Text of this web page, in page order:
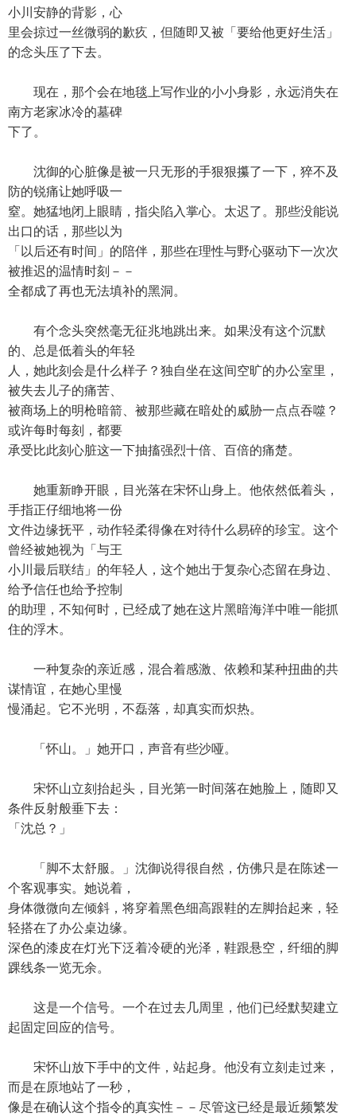
小川安静的背影，心
里会掠过一丝微弱的歉疚，但随即又被「要给他更好生活」
的念头压了下去。
现在，那个会在地毯上写作业的小小身影，永远消失在
南方老家冰冷的墓碑
下了。
沈御的心脏像是被一只无形的手狠狠攥了一下，猝不及
防的锐痛让她呼吸一
窒。她猛地闭上眼睛，指尖陷入掌心。太迟了。那些没能说
出口的话，那些以为
「以后还有时间」的陪伴，那些在理性与野心驱动下一次次
被推迟的温情时刻－－
全都成了再也无法填补的黑洞。
有个念头突然毫无征兆地跳出来。如果没有这个沉默
的、总是低着头的年轻
人，她此刻会是什么样子？独自坐在这间空旷的办公室里，
被失去儿子的痛苦、
被商场上的明枪暗箭、被那些藏在暗处的威胁一点点吞噬？
或许每时每刻，都要
承受比此刻心脏这一下抽搐强烈十倍、百倍的痛楚。
她重新睁开眼，目光落在宋怀山身上。他依然低着头，
手指正仔细地将一份
文件边缘抚平，动作轻柔得像在对待什么易碎的珍宝。这个
曾经被她视为「与王
小川最后联结」的年轻人，这个她出于复杂心态留在身边、
给予信任也给予控制
的助理，不知何时，已经成了她在这片黑暗海洋中唯一能抓
住的浮木。
一种复杂的亲近感，混合着感激、依赖和某种扭曲的共
谋情谊，在她心里慢
慢涌起。它不光明，不磊落，却真实而炽热。
「怀山。」她开口，声音有些沙哑。
宋怀山立刻抬起头，目光第一时间落在她脸上，随即又
条件反射般垂下去：
「沈总？」
「脚不太舒服。」沈御说得很自然，仿佛只是在陈述一
个客观事实。她说着，
身体微微向左倾斜，将穿着黑色细高跟鞋的左脚抬起来，轻
轻搭在了办公桌边缘。
深色的漆皮在灯光下泛着冷硬的光泽，鞋跟悬空，纤细的脚
踝线条一览无余。
这是一个信号。一个在过去几周里，他们已经默契建立
起固定回应的信号。
宋怀山放下手中的文件，站起身。他没有立刻走过来，
而是在原地站了一秒，
像是在确认这个指令的真实性－－尽管这已经是最近频繁发